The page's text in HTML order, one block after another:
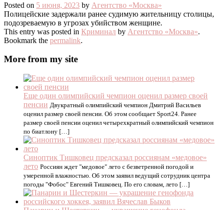
Posted on 5 июня, 2023 by Агентство «Москва»
Полицейские задержали ранее судимую жительницу столицы,
подозреваемую в угрозах убийством женщине.
This entry was posted in Криминал by Агентство «Москва».
Bookmark the permalink.
More from my site
Еще один олимпийский чемпион оценил размер своей
пенсии Двукратный олимпийский чемпион Дмитрий Васильев
оценил размер своей пенсии. Об этом сообщает Sport24. Ранее
размер своей пенсии оценил четырехкратный олимпийский чемпион
по биатлону […]
Синоптик Тишковец предсказал россиянам «медовое»
лето Россиян ждет "медовое" лето с безветренной погодой и
умеренной влажностью. Об этом заявил ведущий сотрудник центра
погоды "Фобос" Евгений Тишковец. По его словам, лето […]